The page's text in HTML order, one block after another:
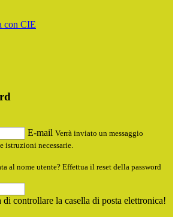
con CIE
E-mail Verrà inviato un messaggio
istruzioni necessarie.
al nome utente? Effettua il reset della password
controllare la casella di posta elettronica!